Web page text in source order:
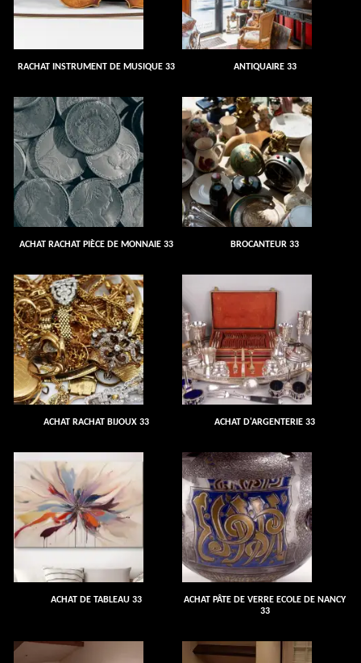
RACHAT INSTRUMENT DE MUSIQUE 33 ANTIQUAIRE 33
ACHAT RACHAT PIÈCE DE MONNAIE 33 BROCANTEUR 33
ACHAT RACHAT BIJOUX 33 ACHAT D'ARGENTERIE 33
ACHAT DE TABLEAU 33
ACHAT PÂTE DE VERRE ECOLE DE NANCY
33